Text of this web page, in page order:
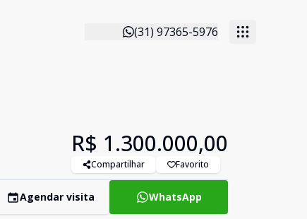
(31) 97365-5976
R$ 1.300.000,00
Compartilhar Favorito
Agendar visita WhatsApp